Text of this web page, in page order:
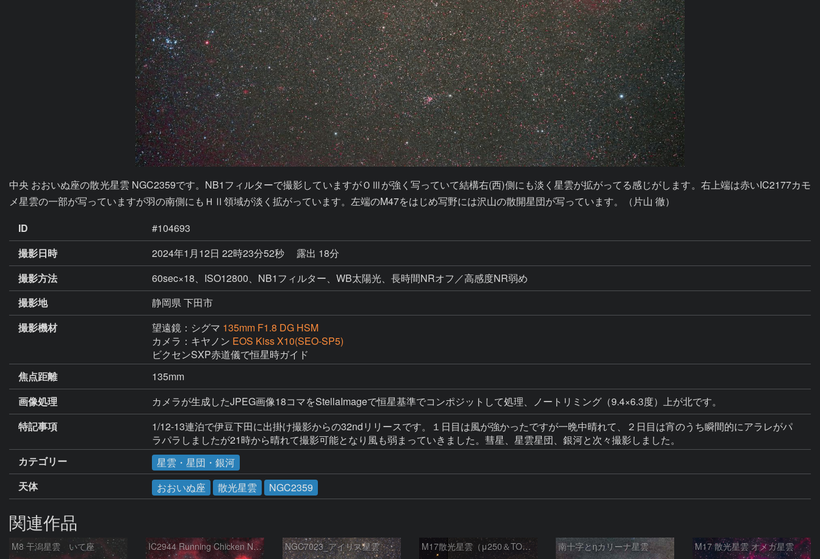
中央 おおいぬ座の散光星雲 NGC2359です。NB1フィルターで撮影していますがＯⅢが強く写っていて結構右(西)側にも淡く星雲が拡がってる感じがします。右上端は赤いIC2177カモ
メ星雲の一部が写っていますが羽の南側にもＨⅡ領域が淡く拡がっています。左端のM47をはじめ写野には沢山の散開星団が写っています。（片山 徹）
ID
#104693
撮影日時
2024年1月12日 22時23分52秒
露出 18分
撮影方法
60sec×18、ISO12800、NB1フィルター、WB太陽光、長時間NRオフ／高感度NR弱め
撮影地
静岡県 下田市
撮影機材
望遠鏡：シグマ 135mm F1.8 DG HSM
カメラ：キヤノン EOS Kiss X10(SEO-SP5)
ビクセンSXP赤道儀で恒星時ガイド
焦点距離
135mm
画像処理
カメラが生成したJPEG画像18コマをStellaImageで恒星基準でコンポジットして処理、ノートリミング（9.4×6.3度）上が北です。
特記事項
1/12-13連泊で伊豆下田に出掛け撮影からの32ndリリースです。１日目は風が強かったですが一晩中晴れて、２日目は宵のうち瞬間的にアラレがパ
ラパラしましたが21時から晴れて撮影可能となり風も弱まっていきました。彗星、星雲星団、銀河と次々撮影しました。
カテゴリー
星雲・星団・銀河
天体
おおいぬ座 散光星雲 NGC2359
関連作品
M8 干潟星雲 いて座 IC2944 Running Chicken Nebula NGC7023_アイリス星雲 M17散光星雲（μ250＆TOA130） 南十字とηカリーナ星雲 M17 散光星雲 オメガ星雲